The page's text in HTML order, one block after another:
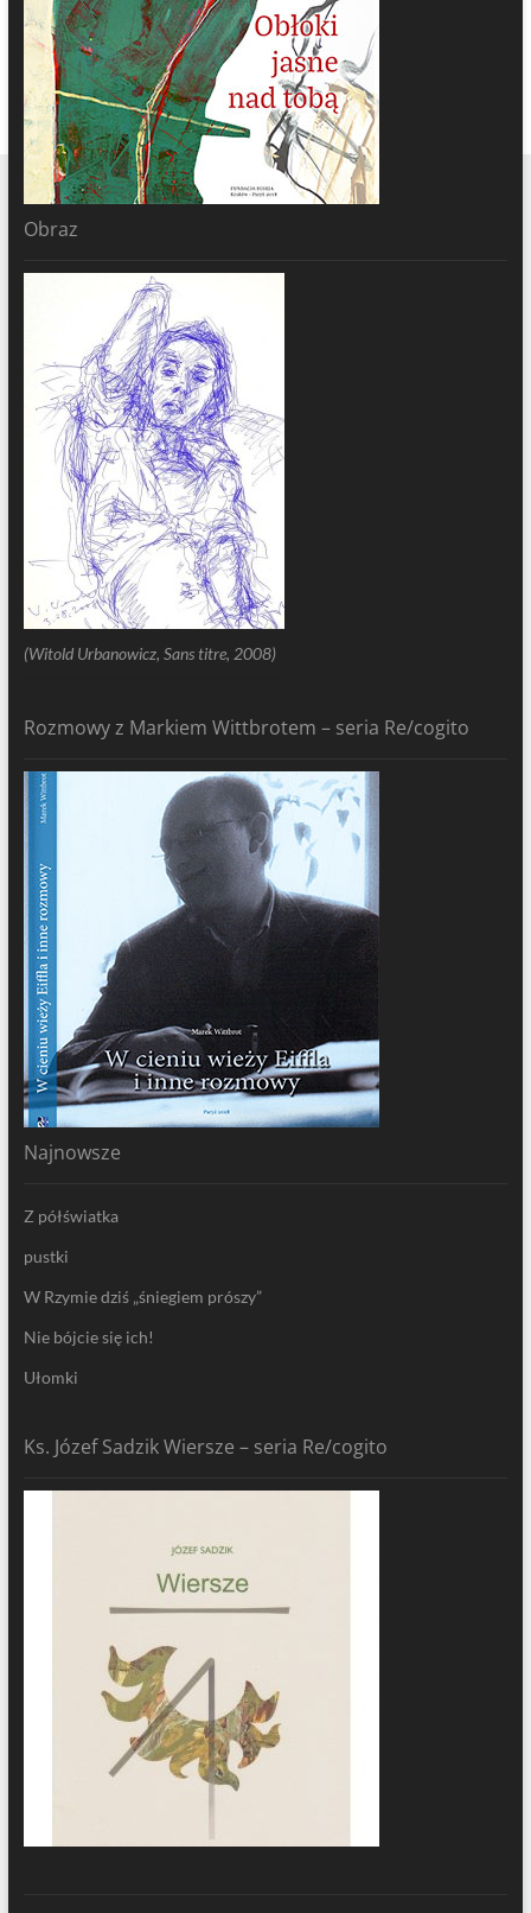
Obraz
(Witold Urbanowicz, Sans titre, 2008)
Rozmowy z Markiem Wittbrotem – seria Re/cogito
Najnowsze
Z półświatka
pustki
W Rzymie dziś „śniegiem prószy”
Nie bójcie się ich!
Ułomki
Ks. Józef Sadzik Wiersze – seria Re/cogito